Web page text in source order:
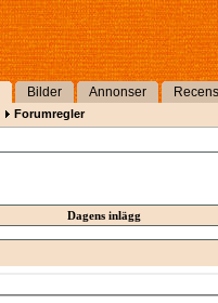
Bilder Annonser
Forumregler
Dagens inlägg